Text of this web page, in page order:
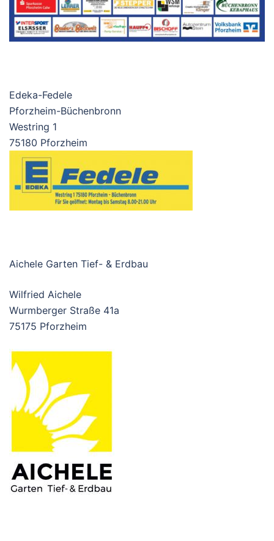
Edeka-Fedele
Pforzheim-Büchenbronn
Westring 1
75180 Pforzheim
Aichele Garten Tief- & Erdbau
Wilfried Aichele
Wurmberger Straße 41a
75175 Pforzheim